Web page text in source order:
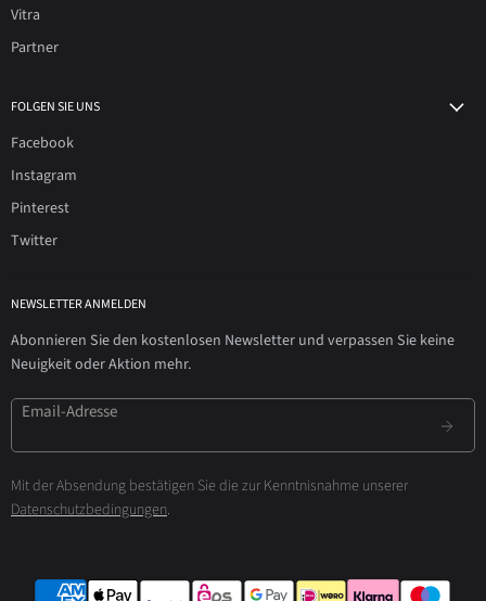
Vitra
Partner
FOLGEN SIE UNS
Facebook
Instagram
Pinterest
Twitter
NEWSLETTER ANMELDEN
Abonnieren Sie den kostenlosen Newsletter und verpassen Sie keine
Neuigkeit oder Aktion mehr.
Email-Adresse
Mit der Absendung bestätigen Sie die zur Kenntnisnahme unserer
Datenschutzbedingungen.